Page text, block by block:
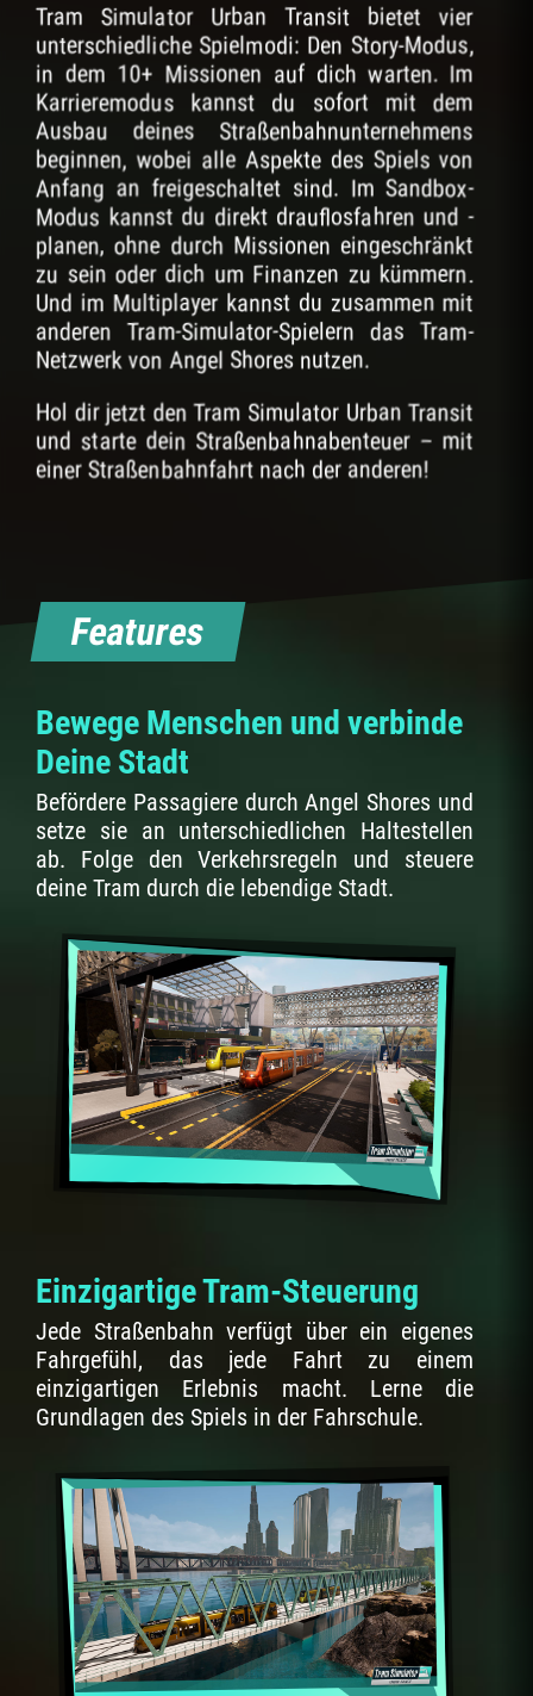
Tram Simulator Urban Transit bietet vier
unterschiedliche Spielmodi: Den Story-Modus,
in dem 10+ Missionen auf dich warten. Im
Karrieremodus kannst du sofort mit dem
Ausbau deines Straßenbahnunternehmens
beginnen, wobei alle Aspekte des Spiels von
Anfang an freigeschaltet sind. Im Sandbox-
Modus kannst du direkt drauflosfahren und -
planen, ohne durch Missionen eingeschränkt
zu sein oder dich um Finanzen zu kümmern.
Und im Multiplayer kannst du zusammen mit
anderen Tram-Simulator-Spielern das Tram-
Netzwerk von Angel Shores nutzen.
Hol dir jetzt den Tram Simulator Urban Transit
und starte dein Straßenbahnabenteuer – mit
einer Straßenbahnfahrt nach der anderen!
Features
Bewege Menschen und verbinde
Deine Stadt
Befördere Passagiere durch Angel Shores und
setze sie an unterschiedlichen Haltestellen
ab. Folge den Verkehrsregeln und steuere
deine Tram durch die lebendige Stadt.
Einzigartige Tram-Steuerung
Jede Straßenbahn verfügt über ein eigenes
Fahrgefühl, das jede Fahrt zu einem
einzigartigen Erlebnis macht. Lerne die
Grundlagen des Spiels in der Fahrschule.